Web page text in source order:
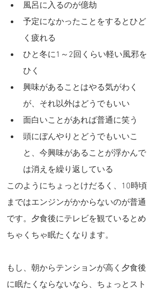
風呂に入るのが億劫
予定になかったことをするとひど
く疲れる
ひと冬に1～2回くらい軽い風邪を
ひく
興味があることはやる気がわく
が、それ以外はどうでもいい
面白いことがあれば普通に笑う
頭にぼんやりとどうでもいいこ
と、今興味があることが浮かんで
は消えを繰り返している
このようにちょっとけだるく、10時頃
まではエンジンがかからないのが普通
です。夕食後にテレビを観ているとめ
ちゃくちゃ眠たくなります。
もし、朝からテンションが高く夕食後
に眠たくならないなら、ちょっとスト